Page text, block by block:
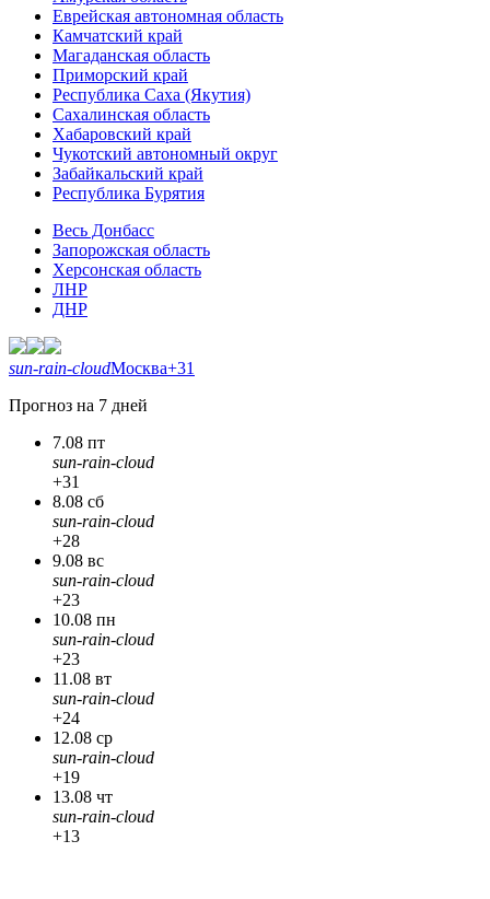
Еврейская автономная область
Камчатский край
Магаданская область
Приморский край
Республика Саха (Якутия)
Сахалинская область
Хабаровский край
Чукотский автономный округ
Забайкальский край
Республика Бурятия
Весь Донбасс
Запорожская область
Херсонская область
ЛНР
ДНР
sun-rain-cloudМосква+31
Прогноз на 7 дней
7.08 пт
sun-rain-cloud
+31
8.08 сб
sun-rain-cloud
+28
9.08 вс
sun-rain-cloud
+23
10.08 пн
sun-rain-cloud
+23
11.08 вт
sun-rain-cloud
+24
12.08 ср
sun-rain-cloud
+19
13.08 чт
sun-rain-cloud
+13